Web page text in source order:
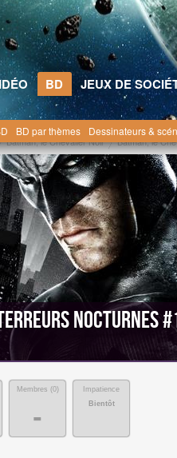
BD
JEUX DE
BD par thèmes Dessinateurs &
Batman, le Chevalier Noir Batman, le
Nocturnes
Membres (0)
-
Impatience
Bientôt